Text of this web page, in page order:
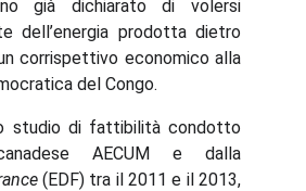
già dichiarato di volersi
dell’energia prodotta dietro
corrispettivo economico alla
del Congo.
studio di fattibilità condotto
AECUM e dalla
(EDF) tra il 2011 e il 2013,